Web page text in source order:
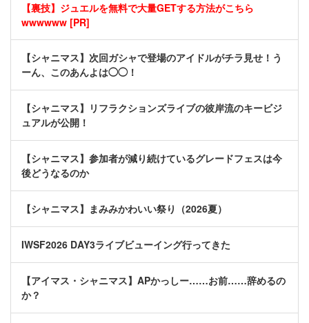
【裏技】ジュエルを無料で大量GETする方法がこちら
wwwwww [PR]
【シャニマス】次回ガシャで登場のアイドルがチラ見せ！う
ーん、このあんよは◯◯！
【シャニマス】リフラクションズライブの彼岸流のキービジ
ュアルが公開！
【シャニマス】参加者が減り続けているグレードフェスは今
後どうなるのか
【シャニマス】まみみかわいい祭り（2026夏）
IWSF2026 DAY3ライブビューイング行ってきた
【アイマス・シャニマス】APかっしー……お前……辞めるの
か？